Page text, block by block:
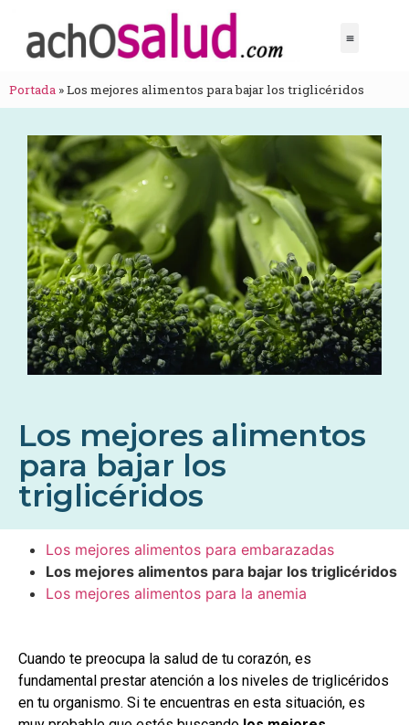
Portada »Los mejores alimentos para bajar los triglicéridos
Los mejores alimentos
para bajar los
triglicéridos
Los mejores alimentos para embarazadas
Los mejores alimentos para bajar los triglicéridos
Los mejores alimentos para la anemia
Cuando te preocupa la salud de tu corazón, es
fundamental prestar atención a los niveles de triglicéridos
en tu organismo. Si te encuentras en esta situación, es